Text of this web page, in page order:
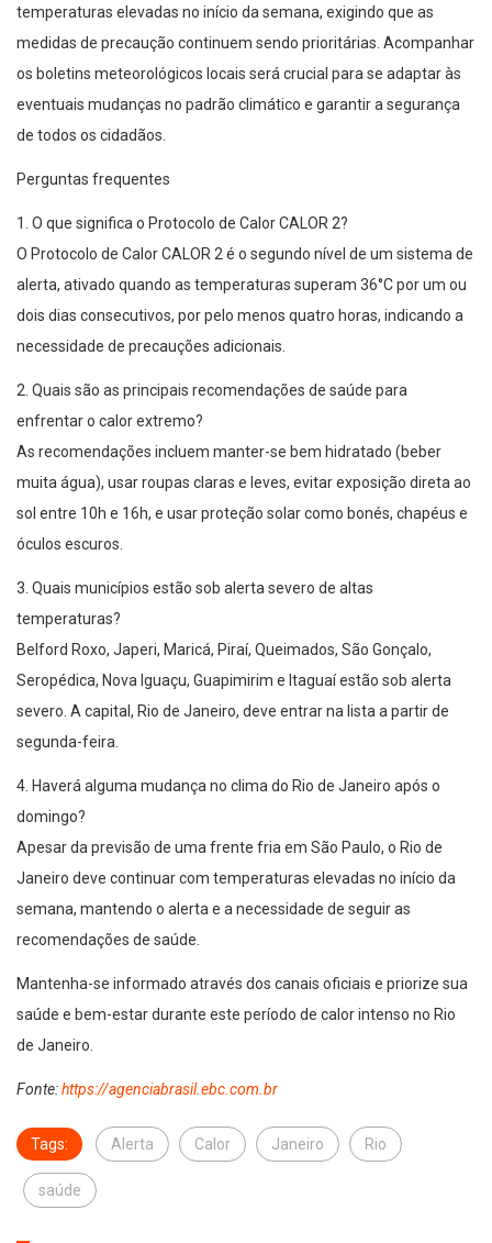
temperaturas elevadas no início da semana, exigindo que as
medidas de precaução continuem sendo prioritárias. Acompanhar
os boletins meteorológicos locais será crucial para se adaptar às
eventuais mudanças no padrão climático e garantir a segurança
de todos os cidadãos.
Perguntas frequentes
1. O que significa o Protocolo de Calor CALOR 2?
O Protocolo de Calor CALOR 2 é o segundo nível de um sistema de
alerta, ativado quando as temperaturas superam 36°C por um ou
dois dias consecutivos, por pelo menos quatro horas, indicando a
necessidade de precauções adicionais.
2. Quais são as principais recomendações de saúde para
enfrentar o calor extremo?
As recomendações incluem manter-se bem hidratado (beber
muita água), usar roupas claras e leves, evitar exposição direta ao
sol entre 10h e 16h, e usar proteção solar como bonés, chapéus e
óculos escuros.
3. Quais municípios estão sob alerta severo de altas
temperaturas?
Belford Roxo, Japeri, Maricá, Piraí, Queimados, São Gonçalo,
Seropédica, Nova Iguaçu, Guapimirim e Itaguaí estão sob alerta
severo. A capital, Rio de Janeiro, deve entrar na lista a partir de
segunda-feira.
4. Haverá alguma mudança no clima do Rio de Janeiro após o
domingo?
Apesar da previsão de uma frente fria em São Paulo, o Rio de
Janeiro deve continuar com temperaturas elevadas no início da
semana, mantendo o alerta e a necessidade de seguir as
recomendações de saúde.
Mantenha-se informado através dos canais oficiais e priorize sua
saúde e bem-estar durante este período de calor intenso no Rio
de Janeiro.
Fonte:https://agenciabrasil.ebc.com.br
Tags: Alerta Calor Janeiro Rio
saúde